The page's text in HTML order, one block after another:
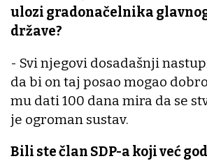
ulozi gradonačelnika
države?
- Svi njegovi dosadašnji
da bi on taj posao mogao
mu dati 100 dana mira da se
je ogroman sustav.
Bili ste član SDP-a koji već